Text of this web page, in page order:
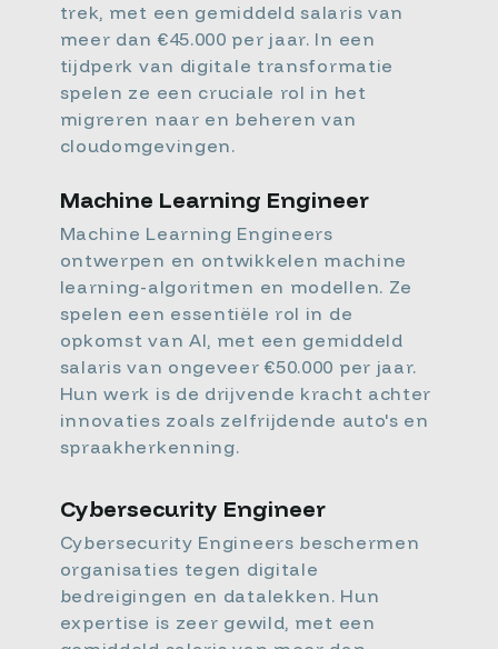
trek, met een gemiddeld salaris van
meer dan €45.000 per jaar. In een
tijdperk van digitale transformatie
spelen ze een cruciale rol in het
migreren naar en beheren van
cloudomgevingen.
Machine Learning Engineer
Machine Learning Engineers
ontwerpen en ontwikkelen machine
learning-algoritmen en modellen. Ze
spelen een essentiële rol in de
opkomst van AI, met een gemiddeld
salaris van ongeveer €50.000 per jaar.
Hun werk is de drijvende kracht achter
innovaties zoals zelfrijdende auto's en
spraakherkenning.
Cybersecurity Engineer
Cybersecurity Engineers beschermen
organisaties tegen digitale
bedreigingen en datalekken. Hun
expertise is zeer gewild, met een